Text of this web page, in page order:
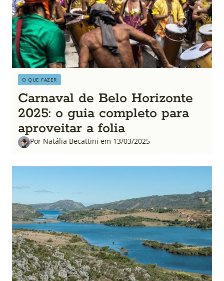
O QUE FAZER
Carnaval de Belo Horizonte
2025: o guia completo para
aproveitar a folia
Por Natália Becattini em 13/03/2025